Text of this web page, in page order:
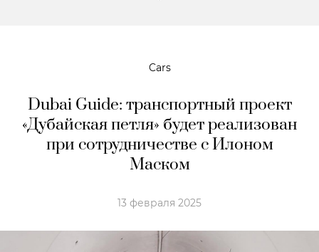
Cars
Dubai Guide: транспортный проект
«Дубайская петля» будет реализован
при сотрудничестве с Илоном
Маском
13 февраля 2025